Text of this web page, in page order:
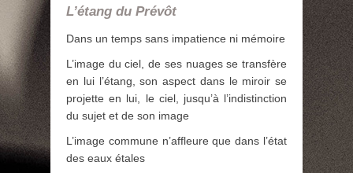
L’étang du Prévôt
Dans un temps sans impatience ni mémoire
L’image du ciel, de ses nuages se transfère
en lui l’étang, son aspect dans le miroir se
projette en lui, le ciel, jusqu’à l’indistinction
du sujet et de son image
L’image commune n’affleure que dans l’état
des eaux étales